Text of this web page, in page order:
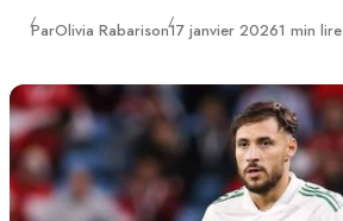
ParOlivia RabarisonPublié
17 janvier 20261 min lire